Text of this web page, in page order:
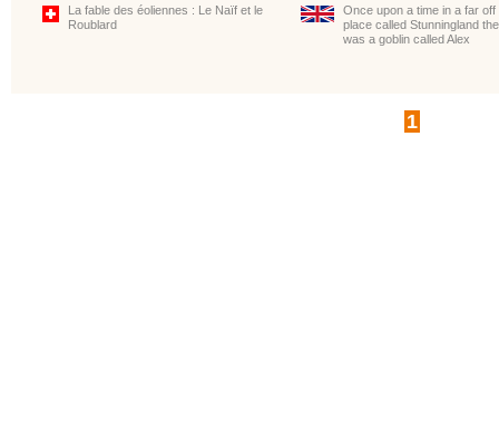
La fable des éoliennes : Le Naïf et le
Roublard
Once upon a time in a far off
place called Stunningland
was a goblin called Alex
1